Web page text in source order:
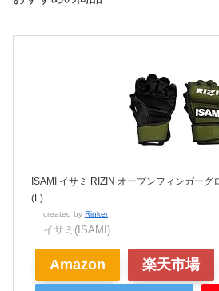
ISAMI イサミ RIZIN オープンフィンガーグ
(L)
created by Rinker
イサミ(ISAMI)
Amazon 楽天市場